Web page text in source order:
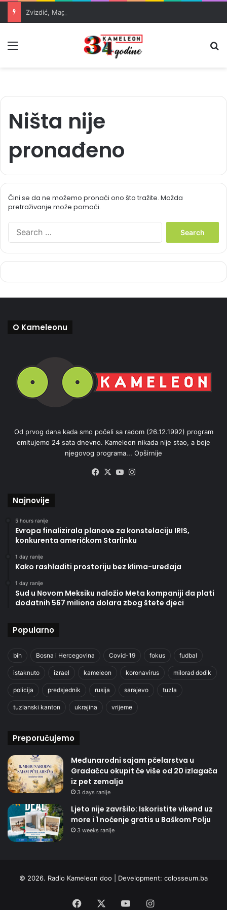
Ništa nije
pronađeno
Čini se da ne možemo pronaći ono što tražite. Možda
pretraživanje može pomoći.
h
O Kameleonu
Od prvog dana kada smo počeli sa radom (26.12.1992) program
emitujemo 24 sata dnevno. Kameleon nikada nije stao, a boje
njegovog programa... Opširnije
Facebook
X YouTube
Najnovije
5 hours ranije
Evropa finalizirala planove za konstelaciju IRIS,
konkurenta američkom Starlinku
1 day ranije
Kako rashladiti prostoriju bez klima-uređaja
1 day ranije
Sud u Novom Meksiku naložio Meta kompaniji da plati
dodatnih 567 miliona dolara zbog štete djeci
Popularno
bih Bosna i Hercegovina Covid-19 fokus fudbal
istaknuto izrael kameleon koronavirus milorad dodik
policija predsjednik rusija sarajevo tuzla
tuzlanski kanton ukrajina vrijeme
Preporučujemo
Međunarodni sajam pčelarstva u
Gradačcu okupit će više od 20 izlagača
iz pet zemalja
3 days ranije
Ljeto nije završilo: Iskoristite vikend uz
more i 1 noćenje gratis u Baškom Polju
3 weeks ranije
© 2026. Radio Kameleon doo | Development: colosseum.ba
Facebook YouTubeInstagram